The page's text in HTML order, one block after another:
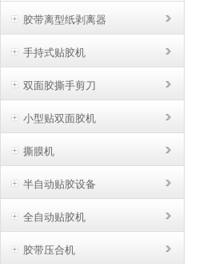
胶带离型纸剥离器
手持式贴胶机
双面胶撕手剪刀
小型贴双面胶机
撕膜机
半自动贴胶设备
全自动贴胶机
胶带压合机